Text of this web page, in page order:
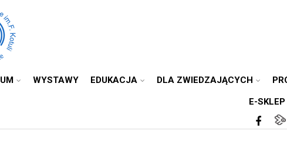
WYSTAWY EDUKACJA DLA ZWIEDZAJĄCYCH
E-SKLEP